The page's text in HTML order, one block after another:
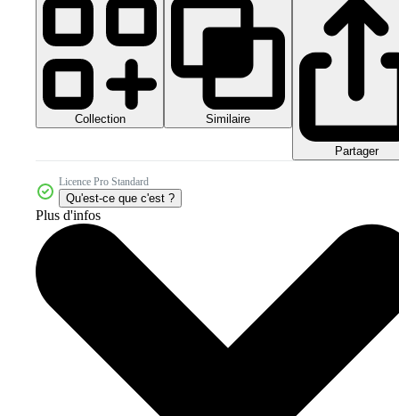
Collection Similaire
Partager
Licence Pro Standard
Qu'est-ce que c'est ?
Plus d'infos